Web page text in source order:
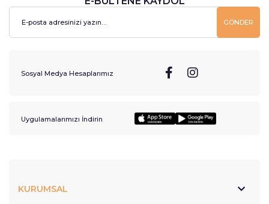
GÖNDER
Sosyal Medya Hesaplarımız
Uygulamalarımızı İndirin
KURUMSAL